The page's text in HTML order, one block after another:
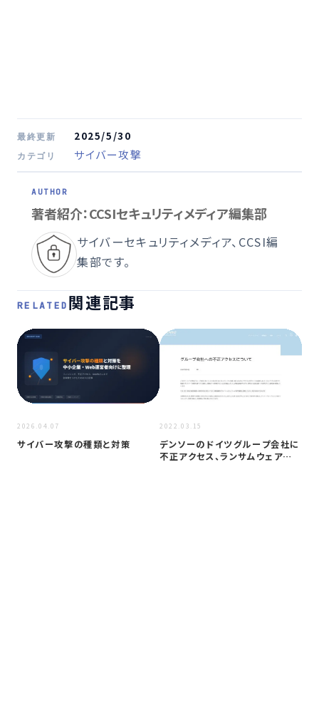
最終更新 2025/5/30
カテゴリ サイバー攻撃
著者紹介：CCSIセキュリティメディア編集部
サイバーセキュリティメディア、CCSI編
集部です。
RELATED 関連記事
2026.04.07
サイバー攻撃の種類と対策
2022.03.15
デンソーのドイツグループ会社に
不正アクセス、ランサムウェアによ